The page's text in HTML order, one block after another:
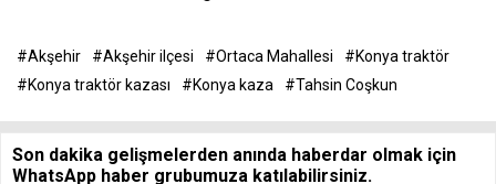
#Akşehir #Akşehir ilçesi #Ortaca Mahallesi
#Konya traktör
#Konya traktör kazası
#Konya kaza #Tahsin Coşkun
Son dakika gelişmelerden anında haberdar olmak için
WhatsApp haber grubumuza katılabilirsiniz.